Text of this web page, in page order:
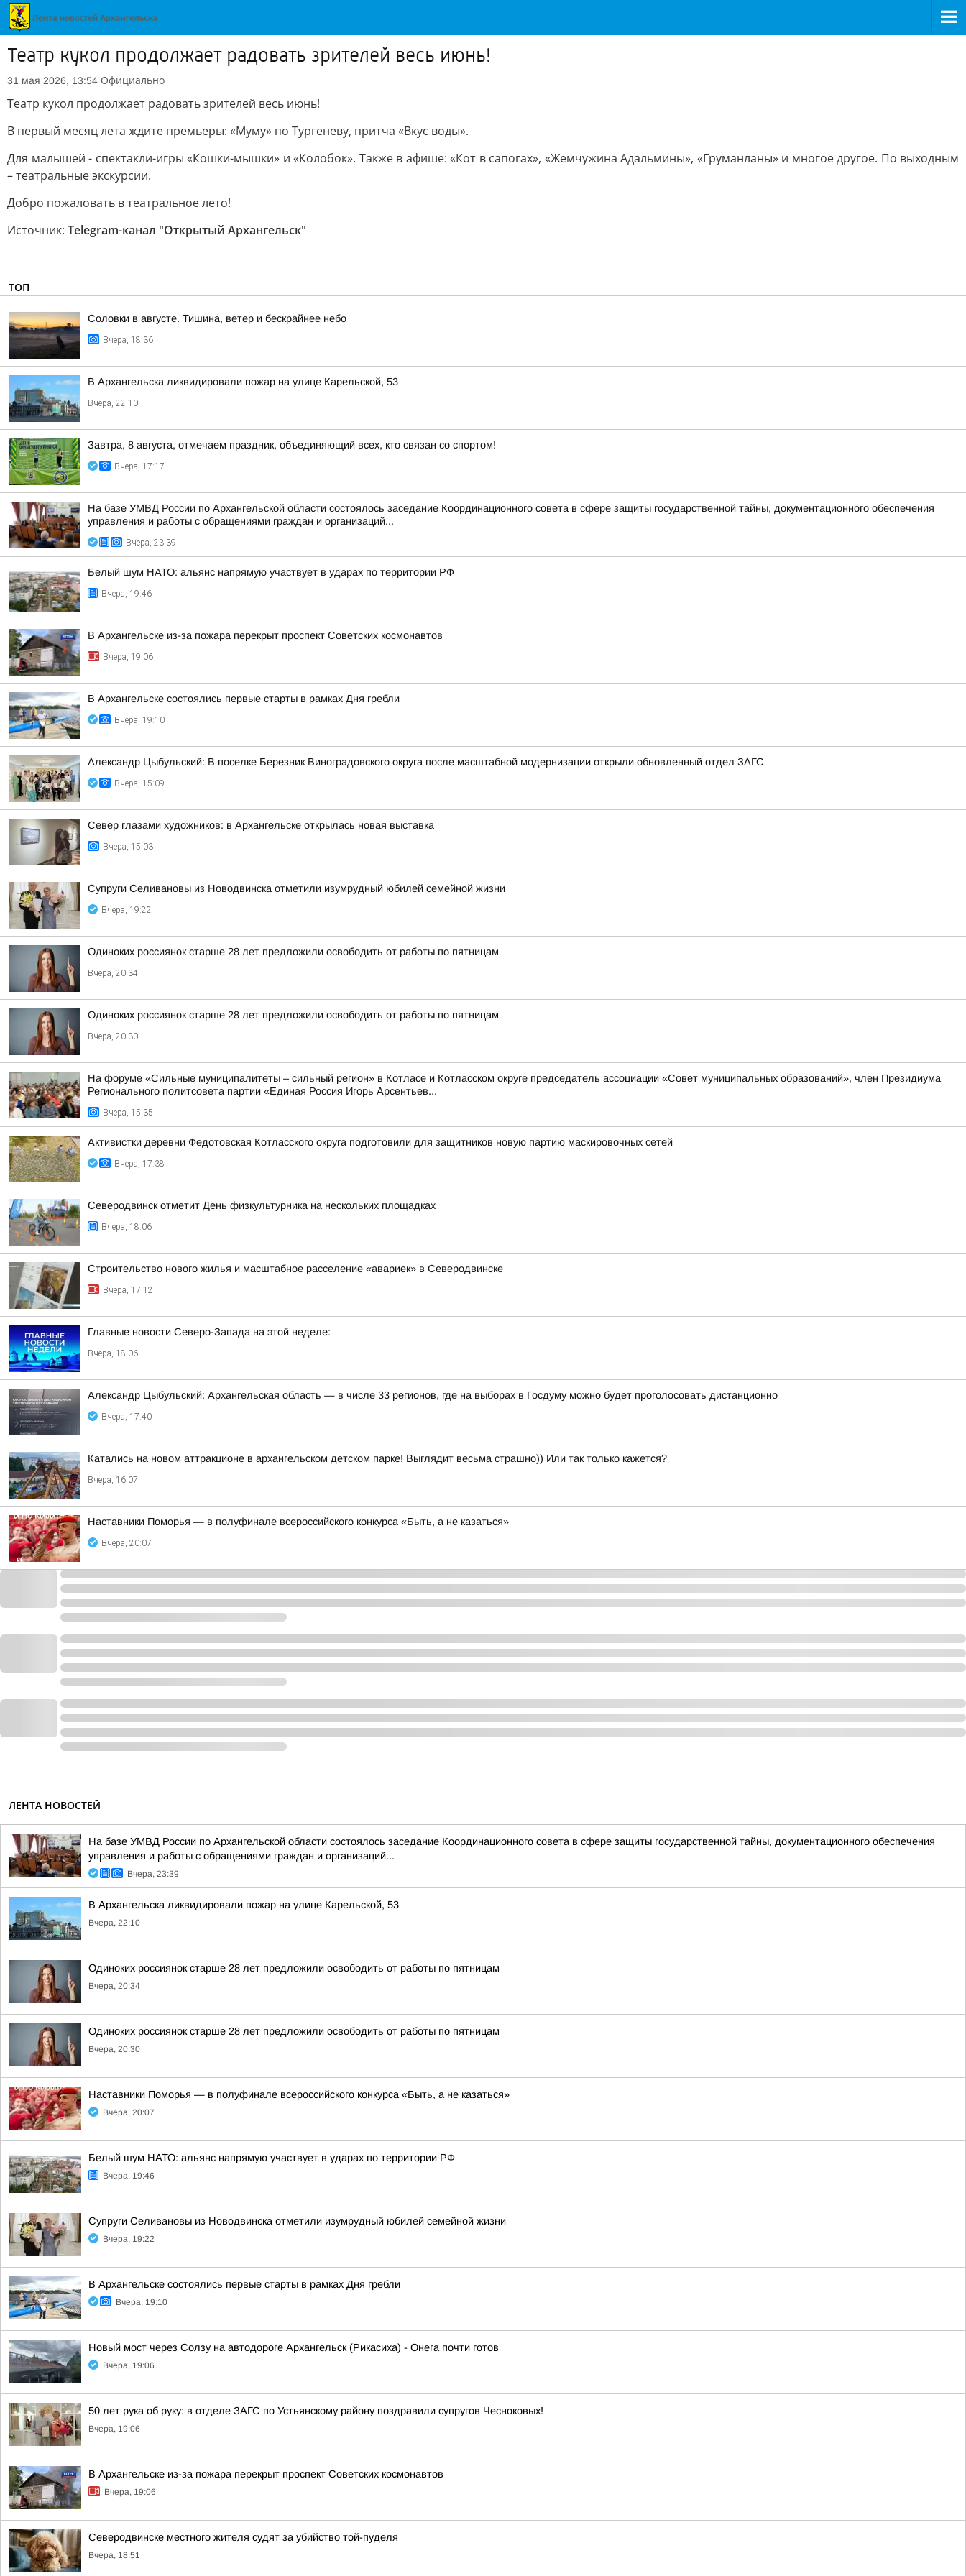
Театр кукол продолжает радовать зрителей весь июнь!
31 мая 2026, 13:54 Официально
Театр кукол продолжает радовать зрителей весь июнь!
В первый месяц лета ждите премьеры: «Муму» по Тургеневу, притча «Вкус воды».
Для малышей - спектакли-игры «Кошки-мышки» и «Колобок». Также в афише: «Кот в сапогах», «Жемчужина Адальмины», «Груманланы» и многое другое. По выходным
– театральные экскурсии.
Добро пожаловать в театральное лето!
Источник: Telegram-канал "Открытый Архангельск"
ТОП
Соловки в августе. Тишина, ветер и бескрайнее небо
Вчера, 18:36
В Архангельска ликвидировали пожар на улице Карельской, 53
Вчера, 22:10
Завтра, 8 августа, отмечаем праздник, объединяющий всех, кто связан со спортом!
Вчера, 17:17
На базе УМВД России по Архангельской области состоялось заседание Координационного совета в сфере защиты государственной тайны, документационного обеспечения
управления и работы с обращениями граждан и организаций...
Вчера, 23:39
Белый шум НАТО: альянс напрямую участвует в ударах по территории РФ
Вчера, 19:46
В Архангельске из-за пожара перекрыт проспект Советских космонавтов
Вчера, 19:06
В Архангельске состоялись первые старты в рамках Дня гребли
Вчера, 19:10
Александр Цыбульский: В поселке Березник Виноградовского округа после масштабной модернизации открыли обновленный отдел ЗАГС
Вчера, 15:09
Север глазами художников: в Архангельске открылась новая выставка
Вчера, 15:03
Супруги Селивановы из Новодвинска отметили изумрудный юбилей семейной жизни
Вчера, 19:22
Одиноких россиянок старше 28 лет предложили освободить от работы по пятницам
Вчера, 20:34
Одиноких россиянок старше 28 лет предложили освободить от работы по пятницам
Вчера, 20:30
На форуме «Сильные муниципалитеты – сильный регион» в Котласе и Котласском округе председатель ассоциации «Совет муниципальных образований», член Президиума
Регионального политсовета партии «Единая Россия Игорь Арсентьев...
Вчера, 15:35
Активистки деревни Федотовская Котласского округа подготовили для защитников новую партию маскировочных сетей
Вчера, 17:38
Северодвинск отметит День физкультурника на нескольких площадках
Вчера, 18:06
Строительство нового жилья и масштабное расселение «авариек» в Северодвинске
Вчера, 17:12
Главные новости Северо-Запада на этой неделе:
Вчера, 18:06
Александр Цыбульский: Архангельская область — в числе 33 регионов, где на выборах в Госдуму можно будет проголосовать дистанционно
Вчера, 17:40
Катались на новом аттракционе в архангельском детском парке! Выглядит весьма страшно)) Или так только кажется?
Вчера, 16:07
Наставники Поморья — в полуфинале всероссийского конкурса «Быть, а не казаться»
Вчера, 20:07
ЛЕНТА НОВОСТЕЙ
На базе УМВД России по Архангельской области состоялось заседание Координационного совета в сфере защиты государственной тайны, документационного обеспечения
управления и работы с обращениями граждан и организаций...
Вчера, 23:39
В Архангельска ликвидировали пожар на улице Карельской, 53
Вчера, 22:10
Одиноких россиянок старше 28 лет предложили освободить от работы по пятницам
Вчера, 20:34
Одиноких россиянок старше 28 лет предложили освободить от работы по пятницам
Вчера, 20:30
Наставники Поморья — в полуфинале всероссийского конкурса «Быть, а не казаться»
Вчера, 20:07
Белый шум НАТО: альянс напрямую участвует в ударах по территории РФ
Вчера, 19:46
Супруги Селивановы из Новодвинска отметили изумрудный юбилей семейной жизни
Вчера, 19:22
В Архангельске состоялись первые старты в рамках Дня гребли
Вчера, 19:10
Новый мост через Солзу на автодороге Архангельск (Рикасиха) - Онега почти готов
Вчера, 19:06
50 лет рука об руку: в отделе ЗАГС по Устьянскому району поздравили супругов Чесноковых!
Вчера, 19:06
В Архангельске из-за пожара перекрыт проспект Советских космонавтов
Вчера, 19:06
Северодвинске местного жителя судят за убийство той-пуделя
Вчера, 18:51